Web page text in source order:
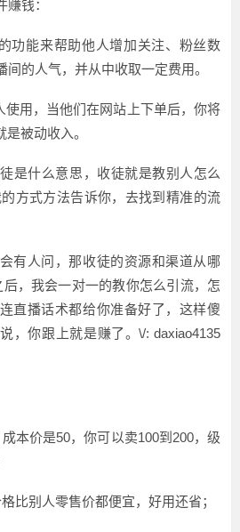
钱：
功能来帮助他人增加关注、粉丝数
的人气，并从中收取一定费用。
使用，当他们在网站上下单后，你将
被动收入。
是什么意思，收徒就是教别人怎么
方式方法告诉你，去找到精准的流
有人问，那收徒的资源和渠道从哪
，我会一对一的教你怎么引流，怎
直播话术都给你准备好了，这样傻
，你跟上就是赚了。\/: daxiao4135
本价是50，你可以卖100到200，级
比别人零售价都便宜，好用还省；